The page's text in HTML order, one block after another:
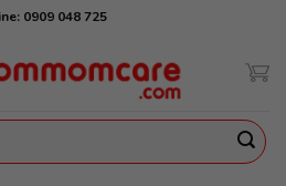
0909 048 725